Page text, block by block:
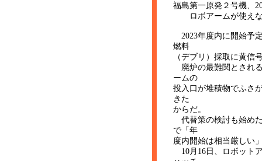
福島第一原発２号機、
ロボアームが使えな
2023年度内に開始予
燃料
（デブリ）採取に黄信
廃炉の最難関とされ
ームの
投入口が堆積物でふさ
きた
からだ。
代替策の検討も始め
で「年
度内開始は相当厳しい
10月16日、ロボット